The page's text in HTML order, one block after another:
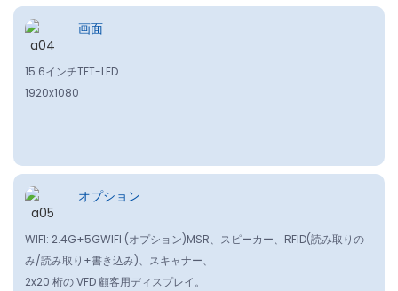
画面
15.6インチTFT-LED
1920x1080
オプション
WIFI: 2.4G+5GWIFI (オプション)MSR、スピーカー、RFID(読み取りの
み/読み取り+書き込み)、スキャナー、
2x20 桁の VFD 顧客用ディスプレイ。